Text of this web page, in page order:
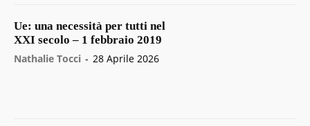
Ue: una necessità per tutti nel
XXI secolo – 1 febbraio 2019
Nathalie Tocci - 28 Aprile 2026